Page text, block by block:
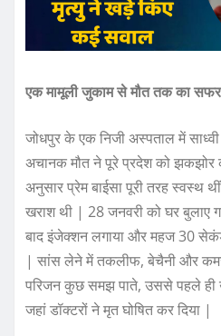
एक मामूली जुकाम से मौत तक का सफर
जोधपुर के एक निजी अस्पताल में
अचानक मौत ने पूरे प्रदेश को झकझोर
अनुसार प्रेम बाईसा पूरी तरह स्वस्थ
खराश थी | 28 जनवरी को घर
बाद इंजेक्शन लगाया और महज 30
| सांस लेने में तकलीफ, बेचैनी और
परिजन कुछ समझ पाते, उससे पहले ही
जहां डॉक्टरों ने मृत घोषित कर दिया |